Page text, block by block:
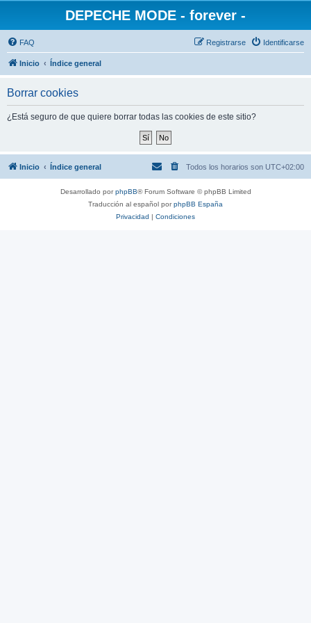
DEPECHE MODE - forever -
FAQ Identificarse
Registrarse
Inicio Índice general
Borrar cookies
¿Está seguro de que quiere borrar todas las cookies de este sitio?
Inicio Índice general Todos los horarios son UTC+02:00
Desarrollado porphpBB® Forum Software © phpBB Limited
Traducción al español porphpBB España
Privacidad | Condiciones